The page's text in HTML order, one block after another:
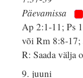
Päevamissa
Ap 2:1-11; Ps
või Rm 8:8-
R: Saada välja
9. juuni